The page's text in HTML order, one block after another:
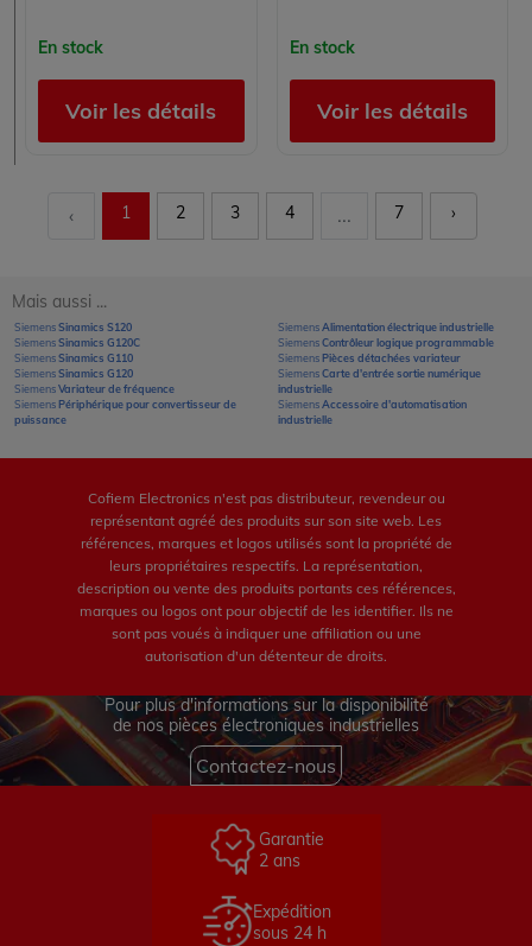
En stock
Voir les détails
En stock
Voir les détails
‹ 1 2 3 4 ... 7 ›
Mais aussi ...
SiemensSinamics S120
SiemensSinamics G120C
SiemensSinamics G110
SiemensSinamics G120
SiemensVariateur de fréquence
SiemensPériphérique pour convertisseur de
puissance
SiemensAlimentation électrique industrielle
SiemensContrôleur logique programmable
SiemensPièces détachées variateur
SiemensCarte d'entrée sortie numérique
industrielle
SiemensAccessoire d'automatisation
industrielle
Cofiem Electronics n'est pas distributeur, revendeur ou
représentant agréé des produits sur son site web. Les
références, marques et logos utilisés sont la propriété de
leurs propriétaires respectifs. La représentation,
description ou vente des produits portants ces références,
marques ou logos ont pour objectif de les identifier. Ils ne
sont pas voués à indiquer une affiliation ou une
autorisation d'un détenteur de droits.
Pour plus d'informations sur la disponibilité
de nos pièces électroniques industrielles
Contactez-nous
Garantie
2 ans
Expédition
sous 24 h